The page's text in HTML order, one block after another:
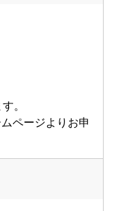
。
ページよりお申